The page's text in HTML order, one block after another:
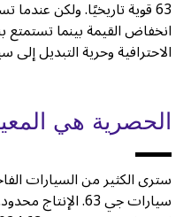
63 قوية تاريخيًا. ولكن
انخفاض القيمة بينما
الاحترافية وحرية التبديل إلى
الحصرية هي
سترى الكثير من السيارات
سيارات جي 63.